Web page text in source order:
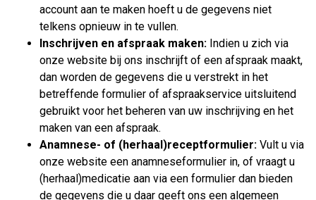
account aan te maken hoeft u de gegevens niet
telkens opnieuw in te vullen.
Inschrijven en afspraak maken: Indien u zich via
onze website bij ons inschrijft of een afspraak maakt,
dan worden de gegevens die u verstrekt in het
betreffende formulier of afspraakservice uitsluitend
gebruikt voor het beheren van uw inschrijving en het
maken van een afspraak.
Anamnese- of (herhaal)receptformulier: Vult u via
onze website een anamneseformulier in, of vraagt u
(herhaal)medicatie aan via een formulier dan bieden
de gegevens die u daar geeft ons een algemeen